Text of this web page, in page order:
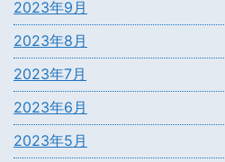
2023年9月
2023年8月
2023年7月
2023年6月
2023年5月